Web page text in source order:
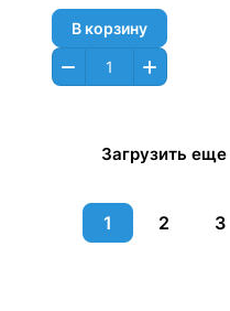
В корзину
Загрузить еще
1 2 3